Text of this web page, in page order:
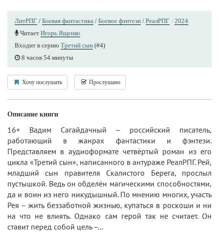
ЛитРПГ / Боевая фантастика / Боевое фэнтези / РеалРПГ · 2024
Читает Игорь Ященко
Входит в серию Третий сын (#4)
8 часов 54 минуты
Хочу послушать Прослушано
Описание книги
16+ Вадим Сагайдачный – российский писатель,
работающий в жанрах фантастики и фэнтези.
Представляем в аудиоформате четвёртый роман из его
цикла «Третий сын», написанного в антураже РеалРПГ. Рей,
младший сын правителя Скалистого Берега, прослыл
пустышкой. Ведь он обделён магическими способностями,
да и воин из него никудышный. По мнению многих, участь
Рея – жить беззаботной жизнью, купаться в роскоши и ни
на что не влиять. Однако сам герой так не считает. Он
ставит перед собой цель –...